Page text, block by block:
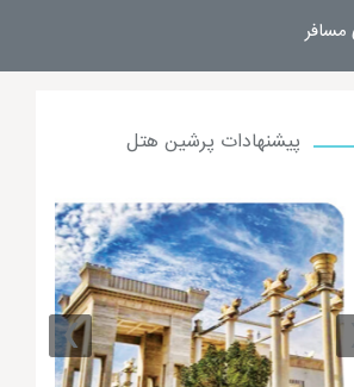
مسافر
پیشنهادات پرشین هتل
›